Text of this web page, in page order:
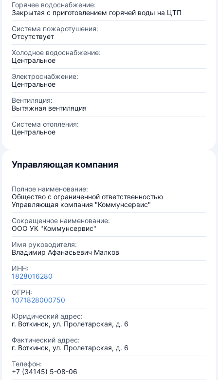
Горячее водоснабжение:
Закрытая с приготовлением горячей воды на ЦТП
Система пожаротушения:
Отсутствует
Холодное водоснабжение:
Центральное
Электроснабжение:
Центральное
Вентиляция:
Вытяжная вентиляция
Система отопления:
Центральное
Управляющая компания
Полное наименование:
Общество с ограниченной ответственностью
Управляющая компания "Коммунсервис"
Сокращенное наименование:
ООО УК "Коммунсервис"
Имя руководителя:
Владимир Афанасьевич Малков
ИНН:
1828016280
ОГРН:
1071828000750
Юридический адрес:
г. Воткинск, ул. Пролетарская, д. 6
Фактический адрес:
г. Воткинск, ул. Пролетарская, д. 6
Телефон:
+7 (34145) 5-08-06